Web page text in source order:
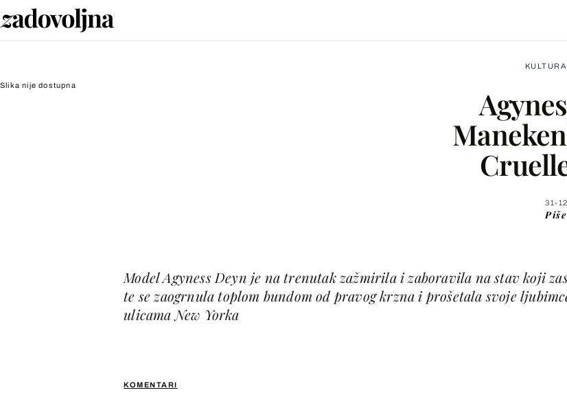
Slika nije dostupna
31-
Piše
KOMENTARI
Model Agyness Deyn je na trenutak zažmirila i zaboravila na stav koji
te se zaogrnula toplom bundom od pravog krzna i prošetala svoje
ulicama New Yorka
Viber